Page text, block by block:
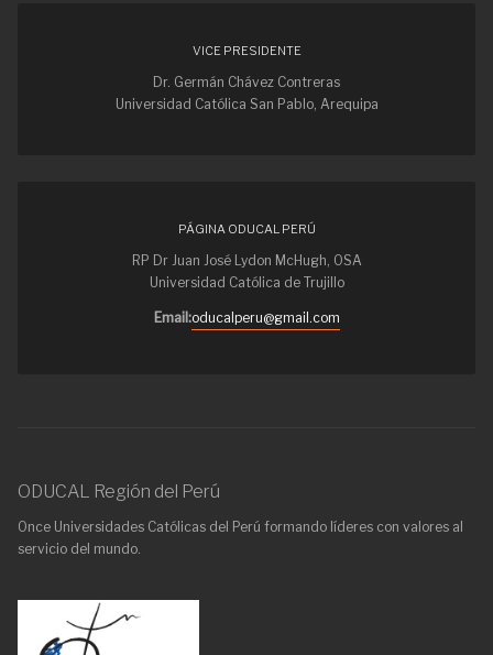
VICE PRESIDENTE
Dr. Germán Chávez Contreras
Universidad Católica San Pablo, Arequipa
PÁGINA ODUCAL PERÚ
RP Dr Juan José Lydon McHugh, OSA
Universidad Católica de Trujillo
Email:oducalperu@gmail.com
ODUCAL Región del Perú
Once Universidades Católicas del Perú formando líderes con valores al
servicio del mundo.